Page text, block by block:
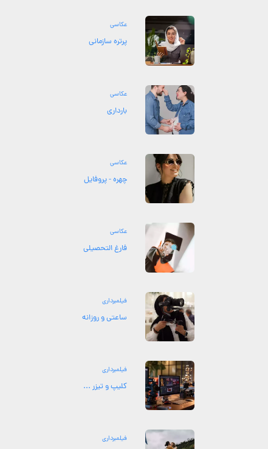
عکاسی
پرتره سازمانی
عکاسی
بارداری
عکاسی
چهره - پروفایل
عکاسی
فارغ التحصیلی
فیلمبرداری
ساعتی و روزانه
فیلمبرداری
کلیپ و تیزر ...
فیلمبرداری